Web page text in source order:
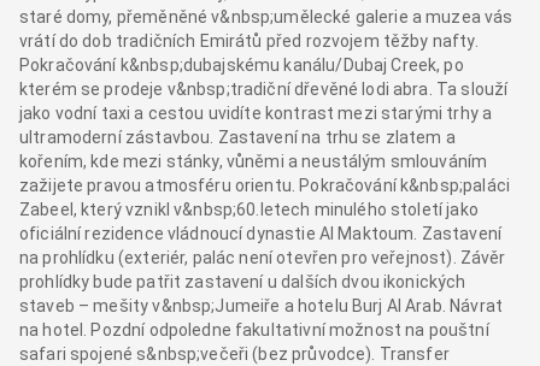
staré domy, přeměněné v&nbsp;umělecké galerie a muzea vás
vrátí do dob tradičních Emirátů před rozvojem těžby nafty.
Pokračování k&nbsp;dubajskému kanálu/Dubaj Creek, po
kterém se prodeje v&nbsp;tradiční dřevěné lodi abra. Ta slouží
jako vodní taxi a cestou uvidíte kontrast mezi starými trhy a
ultramoderní zástavbou. Zastavení na trhu se zlatem a
kořením, kde mezi stánky, vůněmi a neustálým smlouváním
zažijete pravou atmosféru orientu. Pokračování k&nbsp;paláci
Zabeel, který vznikl v&nbsp;60.letech minulého století jako
oficiální rezidence vládnoucí dynastie Al Maktoum. Zastavení
na prohlídku (exteriér, palác není otevřen pro veřejnost). Závěr
prohlídky bude patřit zastavení u dalších dvou ikonických
staveb – mešity v&nbsp;Jumeiře a hotelu Burj Al Arab. Návrat
na hotel. Pozdní odpoledne fakultativní možnost na pouštní
safari spojené s&nbsp;večeři (bez průvodce). Transfer